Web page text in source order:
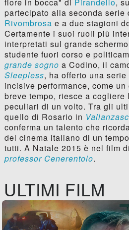
fiore in bocca" di Pirandello,
partecipato alla seconda serie
Rivombrosa e a due stagioni
Certamente i suoi ruoli più
interpretati sul grande
studente fuori corso e
grande sogno a Codino, il
Sleepless, ha offerto una
incisive performance, come
breve tempo, riesce a cogliere
peculiari di un volto. Tra gli
quello di Rosario in
conferma un talento che
del cinema italiano di un
tutti. A Natale 2015 è nel film di
professor Cenerentolo.
ULTIMI FILM